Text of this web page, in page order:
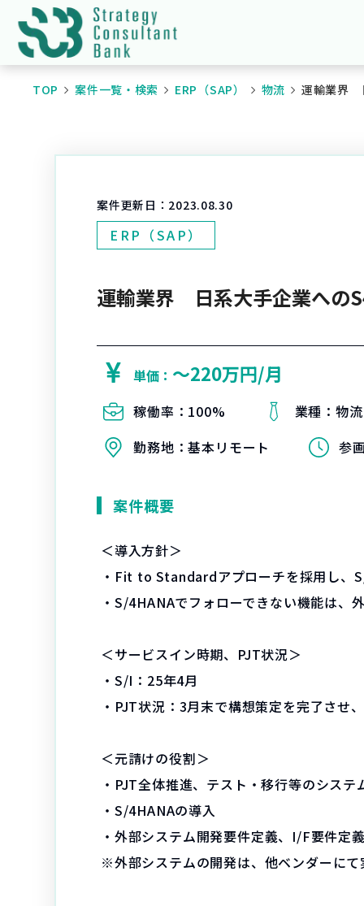
TOP 案件一覧・検索 ERP（SAP） 物流 運輸業界
案件更新日： 2023.08.30
ERP（SAP）
運輸業界 日系大手企業への
単価： 〜220万円/月
稼働率： 100% 業種：物流
勤務地：基本リモート 参
案件概要
＜導入方針＞
・Fit to Standardアプローチを採用し、
・S/4HANAでフォローできない機能は、
＜サービスイン時期、PJT状況＞
・S/I：25年4月
・PJT状況：3月末で構想策定を完了させ
＜元請けの役割＞
・PJT全体推進、テスト・移行等のシス
・S/4HANAの導入
・外部システム開発要件定義、I/F要件定
※外部システムの開発は、他ベンダーにて